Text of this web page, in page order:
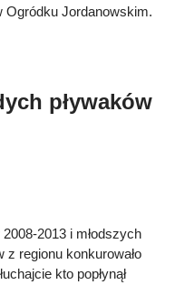
Ogródku Jordanowskim.
pływaków
2013 i młodszych
regionu konkurowało
kto popłynął